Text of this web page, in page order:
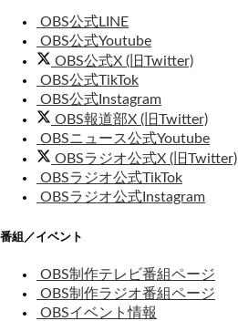
OBS公式LINE
OBS公式Youtube
OBS公式X (旧Twitter)
OBS公式TikTok
OBS公式Instagram
OBS報道部X (旧Twitter)
OBSニュース公式Youtube
OBSラジオ公式X (旧Twitter)
OBSラジオ公式TikTok
OBSラジオ公式Instagram
番組／イベント
OBS制作テレビ番組ページ
OBS制作ラジオ番組ページ
OBSイベント情報